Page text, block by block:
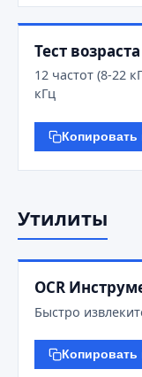
Тест
12 частот (8-22
кГц
Копировать
Утилиты
OCR
Быстро
Копировать